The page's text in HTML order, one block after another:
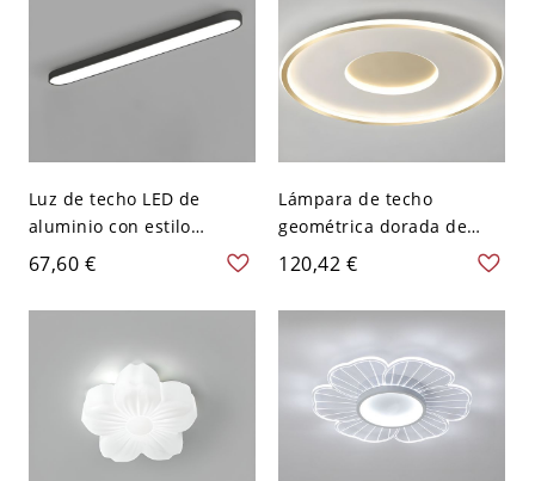
Luz de techo LED de
aluminio con estilo
moderno para oficina -
110 A 120 V 62,23 cm
Negro Blanco
67,60 €
Lámpara de techo
geométrica dorada de
montaje al ras con
pantalla de gel de sílice
blanco para interior - 110
A 120 V 46,99 cm Redondo
Blanco
120,42 €